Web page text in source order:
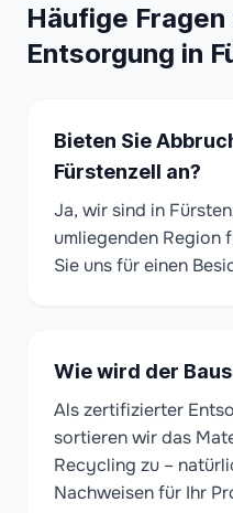
Häufige Fragen
Entsorgung in
Bieten Sie
Fürstenzell an?
Ja, wir sind in
umliegenden Region
Sie uns für einen
Wie wird der
Als zertifizierter
sortieren wir das
Recycling zu –
Nachweisen für Ihr